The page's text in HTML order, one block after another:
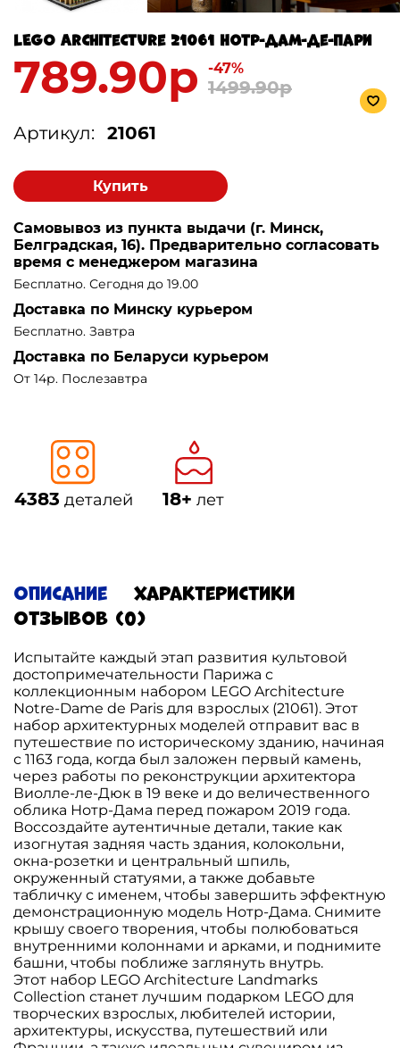
LEGO Architecture 21061 Нотр-Дам-де-Пари
789.90р -47%
1499.90р
Артикул: 21061
Купить
Самовывоз из пункта выдачи (г. Минск,
Белградская, 16). Предварительно согласовать
время с менеджером магазина
Бесплатно. Сегодня до 19.00
Доставка по Минску курьером
Бесплатно. Завтра
Доставка по Беларуси курьером
От 14р. Послезавтра
4383 деталей 18+ лет
Описание
Характеристики
Отзывов (0)
Испытайте каждый этап развития культовой
достопримечательности Парижа с
коллекционным набором LEGO Architecture
Notre-Dame de Paris для взрослых (21061). Этот
набор архитектурных моделей отправит вас в
путешествие по историческому зданию, начиная
с 1163 года, когда был заложен первый камень,
через работы по реконструкции архитектора
Виолле-ле-Дюк в 19 веке и до величественного
облика Нотр-Дама перед пожаром 2019 года.
Воссоздайте аутентичные детали, такие как
изогнутая задняя часть здания, колокольни,
окна-розетки и центральный шпиль,
окруженный статуями, а также добавьте
табличку с именем, чтобы завершить эффектную
демонстрационную модель Нотр-Дама. Снимите
крышу своего творения, чтобы полюбоваться
внутренними колоннами и арками, и поднимите
башни, чтобы поближе заглянуть внутрь.
Этот набор LEGO Architecture Landmarks
Collection станет лучшим подарком LEGO для
творческих взрослых, любителей истории,
архитектуры, искусства, путешествий или